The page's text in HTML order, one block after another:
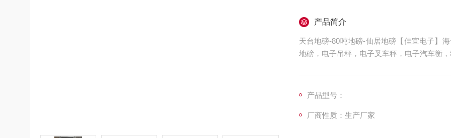
产品简介
天台地磅-80吨地磅-仙居地磅【佳宜电子】
地磅，电子吊秤，电子叉车秤，电子汽车衡
产品型号：
厂商性质：生产厂家